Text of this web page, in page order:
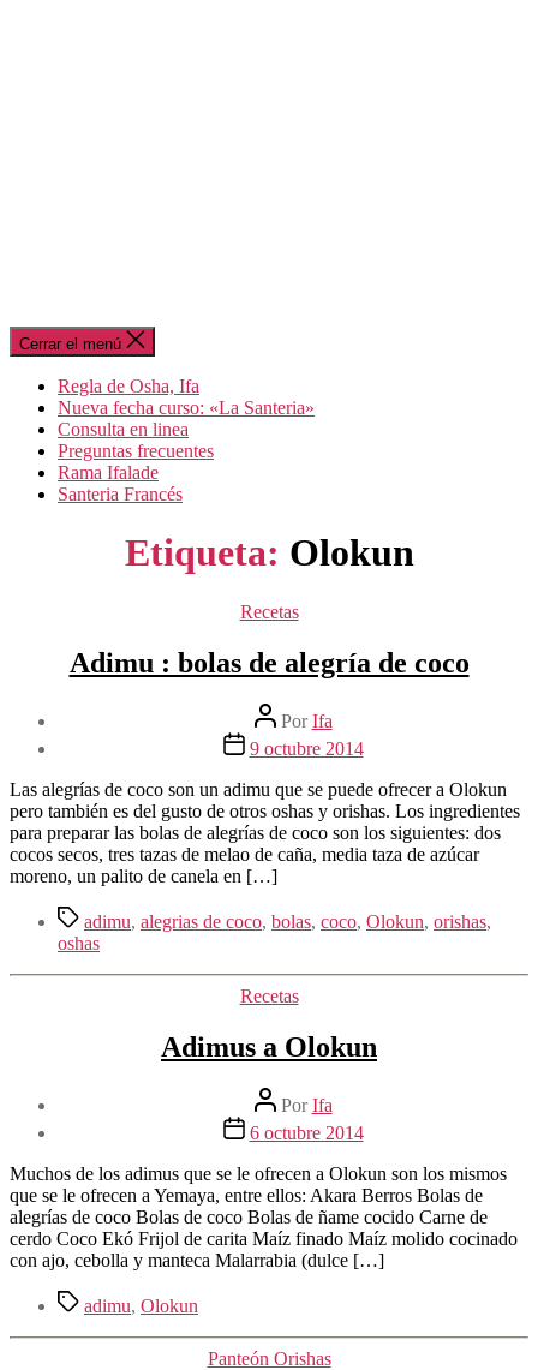
Cerrar el menú
Regla de Osha, Ifa
Nueva fecha curso: «La Santeria»
Consulta en linea
Preguntas frecuentes
Rama Ifalade
Santeria Francés
Etiqueta: Olokun
Categorías
Recetas
Adimu : bolas de alegría de coco
Autor
de
la
PorIfa
Fecha
la
entrada
9 octubre 2014
Las alegrías de coco son un adimu que se puede ofrecer a Olokun
pero también es del gusto de otros oshas y orishas. Los ingredientes
para preparar las bolas de alegrías de coco son los siguientes: dos
cocos secos, tres tazas de melao de caña, media taza de azúcar
moreno, un palito de canela en […]
Etiquetas
adimu, alegrias de coco, bolas, coco, Olokun, orishas,
oshas
Categorías
Recetas
Adimus a Olokun
Autor
de
la
PorIfa
Fecha
la
entrada
6 octubre 2014
Muchos de los adimus que se le ofrecen a Olokun son los mismos
que se le ofrecen a Yemaya, entre ellos: Akara Berros Bolas de
alegrías de coco Bolas de coco Bolas de ñame cocido Carne de
cerdo Coco Ekó Frijol de carita Maíz finado Maíz molido cocinado
con ajo, cebolla y manteca Malarrabia (dulce […]
Etiquetas
adimu, Olokun
Categorías
Panteón Orishas